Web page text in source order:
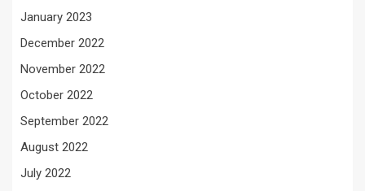
January 2023
December 2022
November 2022
October 2022
September 2022
August 2022
July 2022